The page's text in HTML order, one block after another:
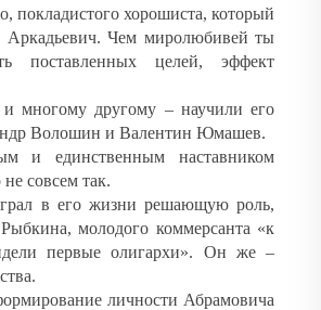
покладистого хорошиста, который
Аркадьевич. Чем миролюбивей ты
поставленных целей, эффект
многому другому – научили его
Волошин и Валентин Юмашев.
и единственным наставником
совсем так.
в его жизни решающую роль,
молодого коммерсанта «к
первые олигархи». Он же –
личности Абрамовича